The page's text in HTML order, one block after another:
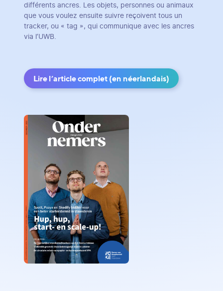
différents ancres. Les objets, personnes ou animaux
que vous voulez ensuite suivre reçoivent tous un
tracker, ou « tag », qui communique avec les ancres
via l’UWB.
Lire l’article complet (en néerlandais)